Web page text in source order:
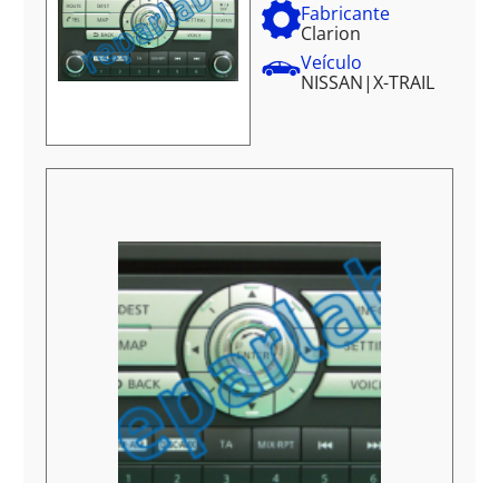
Fabricante
Clarion
Veículo
NISSAN|X-TRAIL